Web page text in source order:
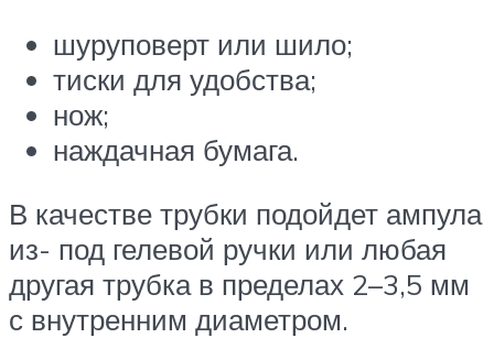
шуруповерт или шило;
тиски для удобства;
нож;
наждачная бумага.
В качестве трубки подойдет ампула
из- под гелевой ручки или любая
другая трубка в пределах 2–3,5 мм
с внутренним диаметром.